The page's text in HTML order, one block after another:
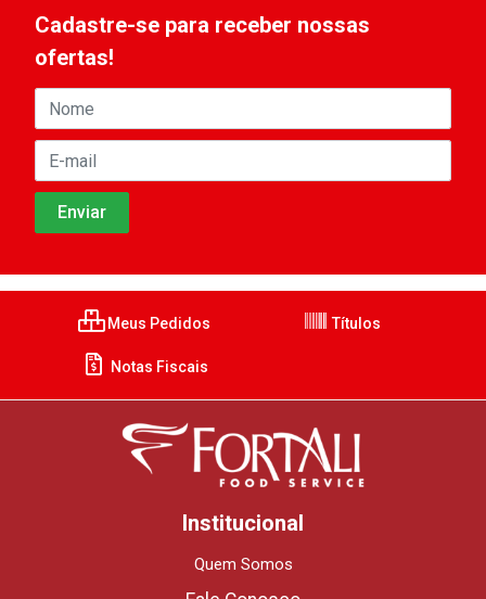
Cadastre-se para receber nossas
ofertas!
Meus Pedidos Títulos
Notas Fiscais
Institucional
Quem Somos